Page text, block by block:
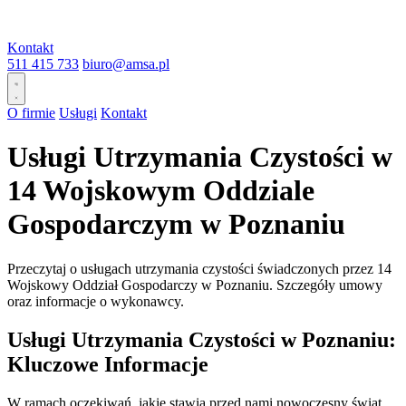
Kontakt
511 415 733 biuro@amsa.pl
O firmie Usługi Kontakt
Usługi Utrzymania Czystości w
14 Wojskowym Oddziale
Gospodarczym w Poznaniu
Przeczytaj o usługach utrzymania czystości świadczonych przez 14
Wojskowy Oddział Gospodarczy w Poznaniu. Szczegóły umowy
oraz informacje o wykonawcy.
Usługi Utrzymania Czystości w Poznaniu:
Kluczowe Informacje
W ramach oczekiwań, jakie stawia przed nami nowoczesny świat,